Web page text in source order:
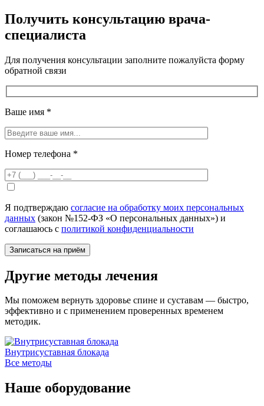
Получить консультацию врача-
специалиста
Для получения консультации заполните пожалуйста форму
обратной связи
Ваше имя *
Номер телефона *
Я подтверждаю согласие на обработку моих персональных
данных (закон №152-ФЗ «О персональных данных») и
соглашаюсь с политикой конфиденциальности
Другие методы лечения
Мы поможем вернуть здоровье спине и суставам — быстро,
эффективно и с применением проверенных временем
методик.
Внутрисуставная блокада
Все методы
Наше оборудование